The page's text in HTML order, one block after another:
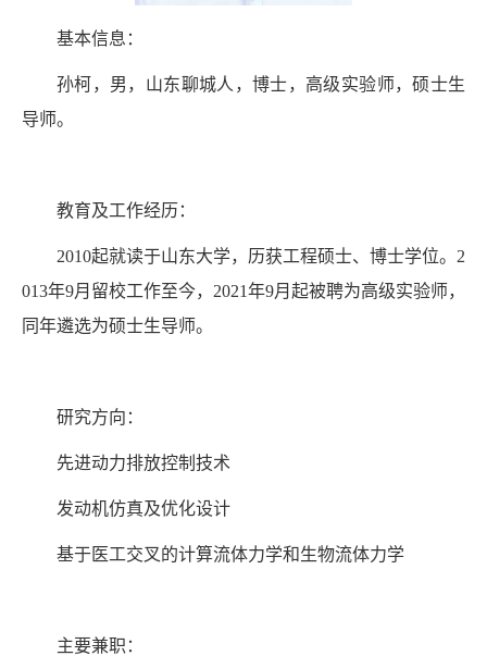
基本信息：
孙柯，男，山东聊城人，博士，高级实验师，硕士生
导师。
教育及工作经历：
2010起就读于山东大学，历获工程硕士、博士学位。 2
013年9月留校工作至今， 2021年9月起被聘为高级实验师，
同年遴选为硕士生导师。
研究方向：
先进动力排放控制技术
发动机仿真及优化设计
基于医工交叉的计算流体力学和生物流体力学
主要兼职：